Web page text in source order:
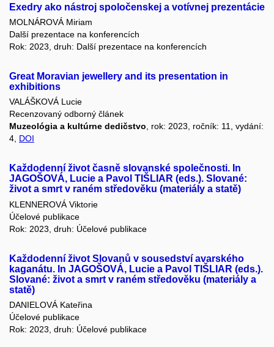
Exedry ako nástroj spoločenskej a votívnej prezentácie
MOLNÁROVÁ Miriam
Další prezentace na konferencích
Rok: 2023, druh: Další prezentace na konferencích
Great Moravian jewellery and its presentation in
exhibitions
VALÁŠKOVÁ Lucie
Recenzovaný odborný článek
Muzeológia a kultúrne dedičstvo, rok: 2023, ročník: 11, vydání:
4, DOI
Každodenní život časně slovanské společnosti. In
JAGOŠOVÁ, Lucie a Pavol TIŠLIAR (eds.). Slované:
život a smrt v raném středověku (materiály a statě)
KLENNEROVÁ Viktorie
Účelové publikace
Rok: 2023, druh: Účelové publikace
Každodenní život Slovanů v sousedství avarského
kaganátu. In JAGOŠOVÁ, Lucie a Pavol TIŠLIAR (eds.).
Slované: život a smrt v raném středověku (materiály a
statě)
DANIELOVÁ Kateřina
Účelové publikace
Rok: 2023, druh: Účelové publikace